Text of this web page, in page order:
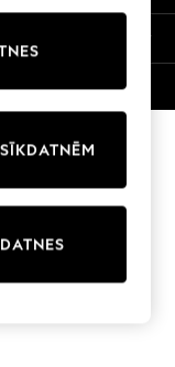
aizsargātas.